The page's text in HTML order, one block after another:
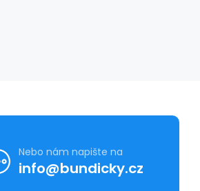
Nebo nám napište na
info@bundicky.cz